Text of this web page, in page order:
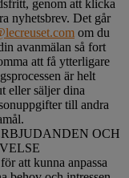
genom att klicka
nyhetsbrev. Det går
om du
avanmälan så fort
att få ytterligare
är helt
eller säljer dina
till andra
.
OCH
att kunna anpassa